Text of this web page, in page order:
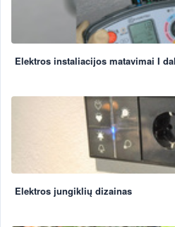
Elektros instaliacijos matavimai I
Elektros jungiklių dizainas